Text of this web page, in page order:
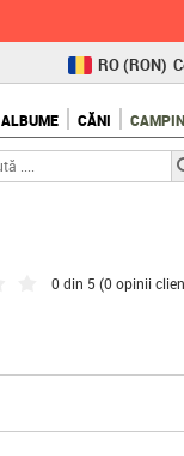
(KČ)
SK(€)
RO(RON)
ALBUME CĂNI
0 din 5 (0 opinii